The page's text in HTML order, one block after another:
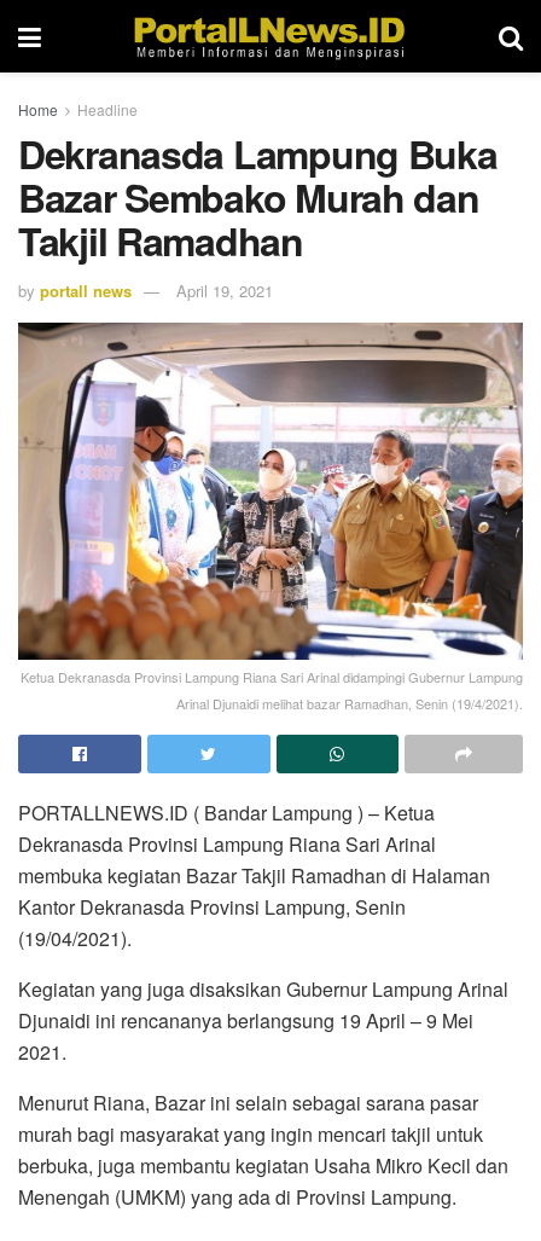
Home Headline
Dekranasda Lampung Buka
Bazar Sembako Murah dan
Takjil Ramadhan
by portall news April 19, 2021
Ketua Dekranasda Provinsi Lampung Riana Sari Arinal didampingi Gubernur Lampung
Arinal Djunaidi melihat bazar Ramadhan, Senin (19/4/2021).
PORTALLNEWS.ID ( Bandar Lampung ) – Ketua
Dekranasda Provinsi Lampung Riana Sari Arinal
membuka kegiatan Bazar Takjil Ramadhan di Halaman
Kantor Dekranasda Provinsi Lampung, Senin
(19/04/2021).
Kegiatan yang juga disaksikan Gubernur Lampung Arinal
Djunaidi ini rencananya berlangsung 19 April – 9 Mei
2021.
Menurut Riana, Bazar ini selain sebagai sarana pasar
murah bagi masyarakat yang ingin mencari takjil untuk
berbuka, juga membantu kegiatan Usaha Mikro Kecil dan
Menengah (UMKM) yang ada di Provinsi Lampung.